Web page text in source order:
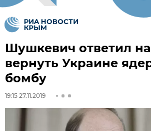
Шушкевич ответил
вернуть Украине
бомбу
19:15 27.11.2019